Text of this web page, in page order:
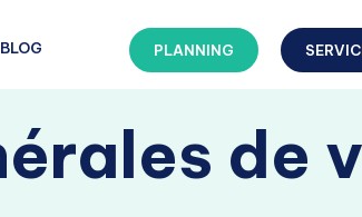
BLOG PLANNING
de